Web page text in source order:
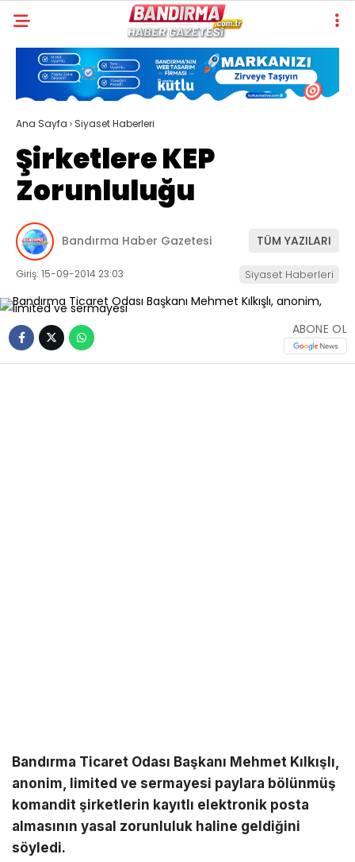
Ana Sayfa › Siyaset Haberleri
Şirketlere KEP
Zorunluluğu
Bandırma Haber Gazetesi TÜM YAZILARI
Giriş: 15-09-2014 23:03 Siyaset Haberleri
ABONE OL
Bandırma Ticaret Odası Başkanı Mehmet Kılkışlı,
anonim, limited ve sermayesi paylara bölünmüş
komandit şirketlerin kayıtlı elektronik posta
almasının yasal zorunluluk haline geldiğini
söyledi.